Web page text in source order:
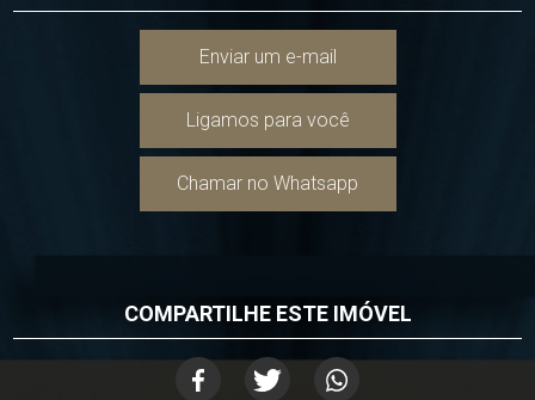
Enviar um e-mail
Ligamos para você
Chamar no Whatsapp
COMPARTILHE ESTE IMÓVEL